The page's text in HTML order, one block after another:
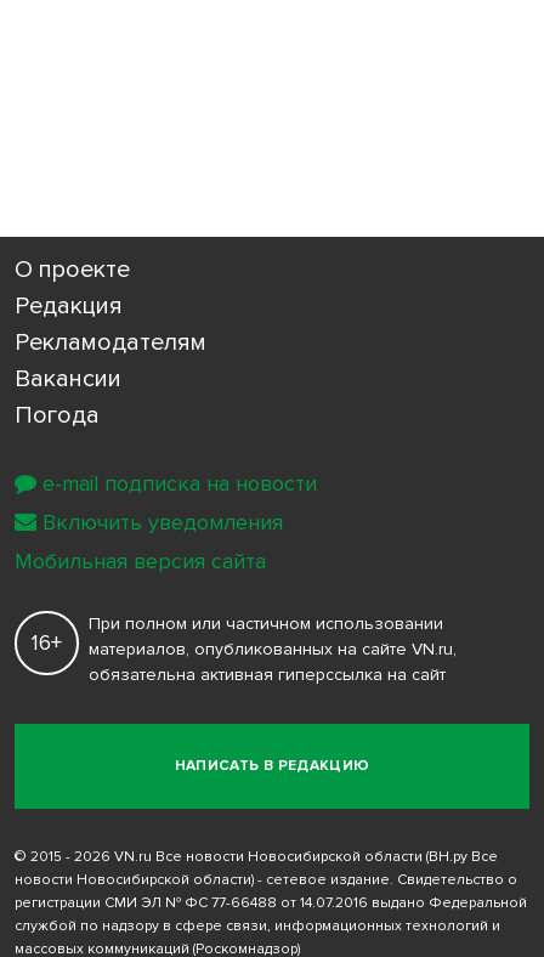
О проекте
Редакция
Рекламодателям
Вакансии
Погода
НАПИСАТЬ В РЕДАКЦИЮ
16+
При полном или частичном использовании
материалов, опубликованных на сайте VN.ru,
обязательна активная гиперссылка на сайт
© 2015 - 2026 VN.ru Все новости Новосибирской области (ВН.ру Все
новости Новосибирской области) - сетевое издание. Свидетельство о
регистрации СМИ ЭЛ № ФС 77-66488 от 14.07.2016 выдано Федеральной
службой по надзору в сфере связи, информационных технологий и
массовых коммуникаций (Роскомнадзор)
e-mail подписка на новости
Включить уведомления
Мобильная версия сайта